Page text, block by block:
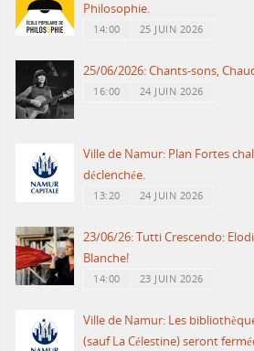
Philosophie.
14:00 25 JUIN 2026
25/06/2026: Chants-sons,
16:00 24 JUIN 2026
Ville de Namur: Plan Fortes
déclenchée.
13:20 24 JUIN 2026
23/06/26: Tutti Crescendo:
Blanche!
14:00 23 JUIN 2026
Ville de Namur: Les
(sauf La Célestine) seront